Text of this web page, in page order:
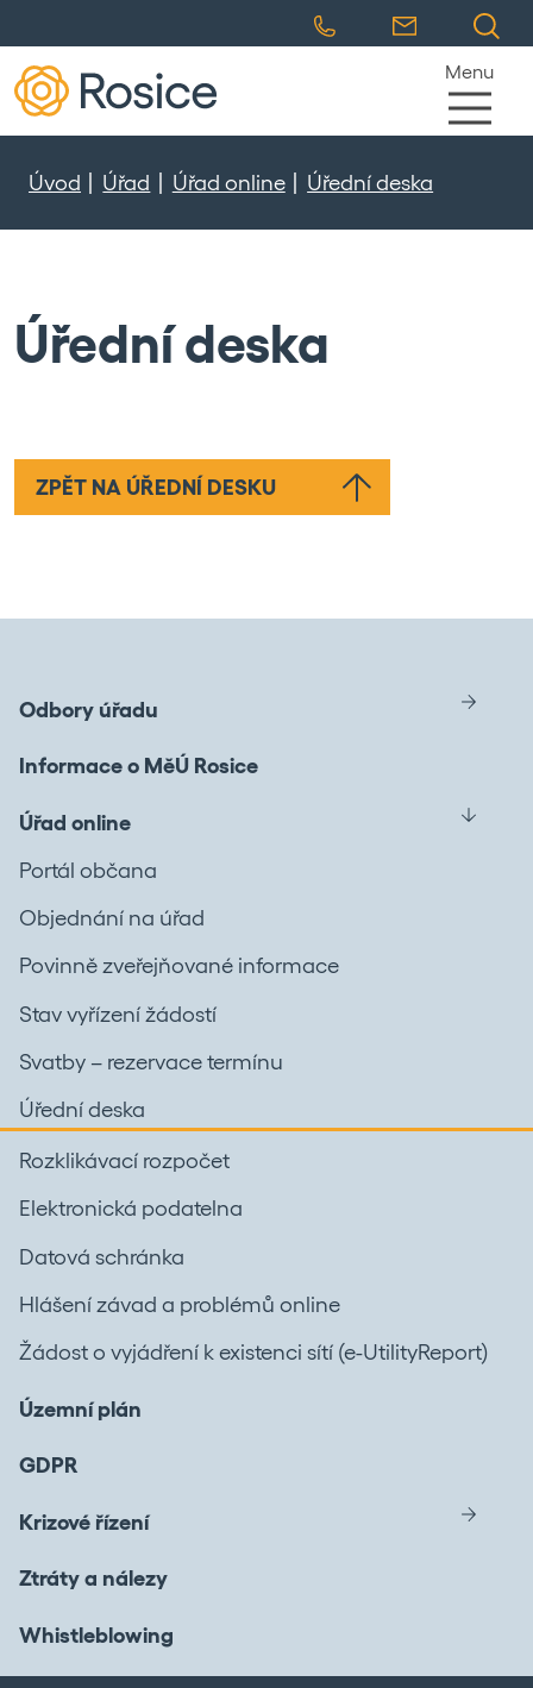
Menu
Úvod Úřad Úřad online Úřední deska
Úřední deska
ZPĚT NA ÚŘEDNÍ DESKU
Odbory úřadu
Informace o MěÚ Rosice
Úřad online
Portál občana
Objednání na úřad
Povinně zveřejňované informace
Stav vyřízení žádostí
Svatby – rezervace termínu
Úřední deska
Rozklikávací rozpočet
Elektronická podatelna
Datová schránka
Hlášení závad a problémů online
Žádost o vyjádření k existenci sítí (e-UtilityReport)
Územní plán
GDPR
Krizové řízení
Ztráty a nálezy
Whistleblowing